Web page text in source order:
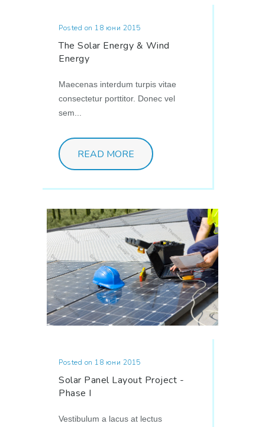
Posted on 18 юни 2015
The Solar Energy & Wind
Energy
Maecenas interdum turpis vitae
consectetur porttitor. Donec vel
sem...
READ MORE
Posted on 18 юни 2015
Solar Panel Layout Project -
Phase I
Vestibulum a lacus at lectus